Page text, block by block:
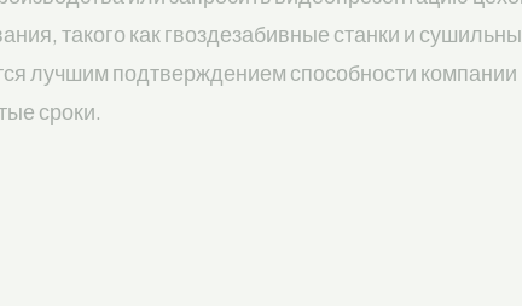
такого как гвоздезабивные станки и сушильные
лучшим подтверждением способности компании
сроки.